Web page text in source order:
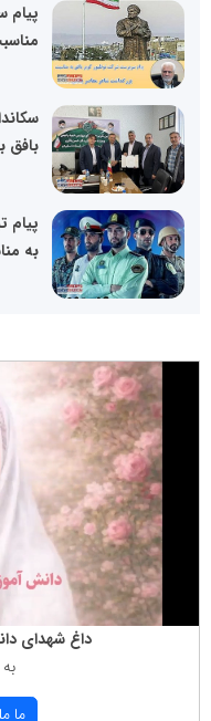
پیام
بافق
پیام
به
داغ شهدای
ما